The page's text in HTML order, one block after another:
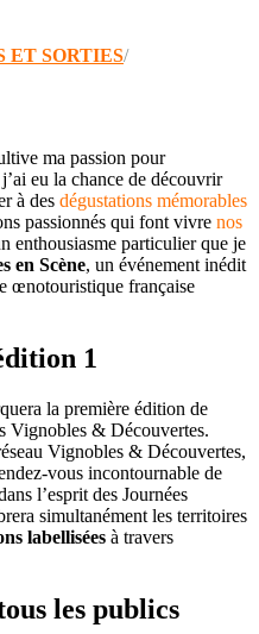
ET SORTIES
ma passion pour
eu la chance de découvrir
à des dégustations mémorables
passionnés qui font vivre nos
enthousiasme particulier que je
en Scène, un événement inédit
œnotouristique française
1
la première édition de
Vignobles & Découvertes.
Vignobles & Découvertes,
vous incontournable de
l’esprit des Journées
simultanément les territoires
labellisées à travers
les publics